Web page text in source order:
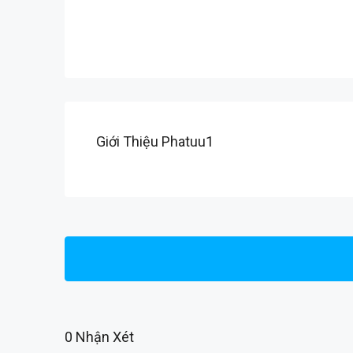
Giới Thiệu Phatuu1
0 Nhận Xét